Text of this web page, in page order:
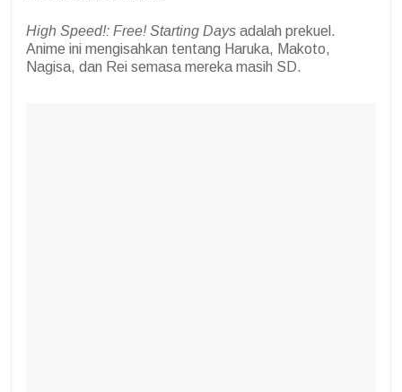
High Speed!: Free! Starting Days adalah prekuel.
Anime ini mengisahkan tentang Haruka, Makoto,
Nagisa, dan Rei semasa mereka masih SD.